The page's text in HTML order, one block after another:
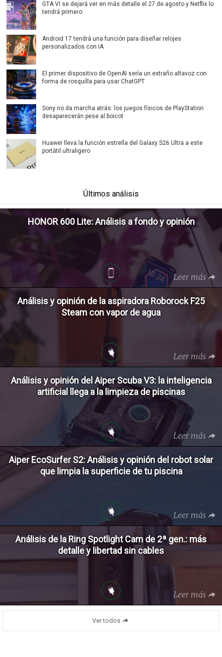
GTA VI se dejará ver en más detalle el 27 de agosto y Netflix lo
tendrá primero
Android 17 tendrá una función para diseñar relojes
personalizados con IA
El primer dispositivo de OpenAI sería un extraño altavoz con
forma de rosquilla para usar ChatGPT
Sony no da marcha atrás: los juegos físicos de PlayStation
desaparecerán pese al boicot
Huawei lleva la función estrella del Galaxy S26 Ultra a este
portátil ultraligero
Últimos análisis
HONOR 600 Lite: Análisis a fondo y opinión
Leer más
Análisis y opinión de la aspiradora Roborock F25
Steam con vapor de agua
Leer más
Análisis y opinión del Aiper Scuba V3: la inteligencia
artificial llega a la limpieza de piscinas
Leer más
Aiper EcoSurfer S2: Análisis y opinión del robot solar
que limpia la superficie de tu piscina
Leer más
Análisis de la Ring Spotlight Cam de 2ª gen.: más
detalle y libertad sin cables
Leer más
Ver todos